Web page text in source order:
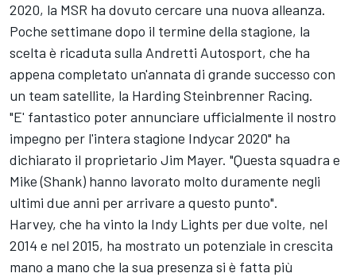
2020, la MSR ha dovuto cercare una nuova alleanza.
Poche settimane dopo il termine della stagione, la
scelta è ricaduta sulla Andretti Autosport, che ha
appena completato un'annata di grande successo con
un team satellite, la Harding Steinbrenner Racing.
"E' fantastico poter annunciare ufficialmente il nostro
impegno per l'intera stagione Indycar 2020" ha
dichiarato il proprietario Jim Mayer. "Questa squadra e
Mike (Shank) hanno lavorato molto duramente negli
ultimi due anni per arrivare a questo punto".
Harvey, che ha vinto la Indy Lights per due volte, nel
2014 e nel 2015, ha mostrato un potenziale in crescita
mano a mano che la sua presenza si è fatta più